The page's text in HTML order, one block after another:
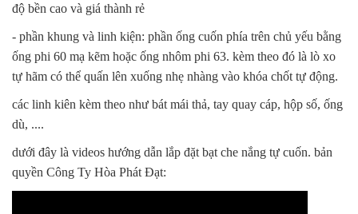
độ bền cao và giá thành rẻ
- phần khung và linh kiện: phần ống cuốn phía trên chủ yếu bằng
ống phi 60 mạ kẽm hoặc ống nhôm phi 63. kèm theo đó là lò xo
tự hãm có thể quấn lên xuống nhẹ nhàng vào khóa chốt tự động.
các linh kiên kèm theo như bát mái thả, tay quay cáp, hộp số, ống
dù, ....
dưới đây là videos hướng dẫn lắp đặt bạt che nắng tự cuốn. bản
quyền Công Ty Hòa Phát Đạt: